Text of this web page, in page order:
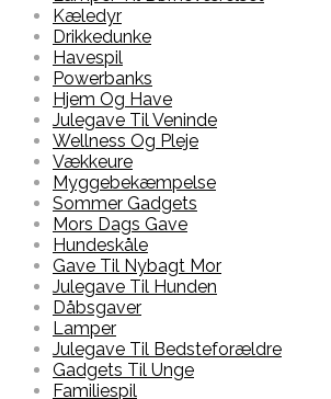
Kæledyr
Drikkedunke
Havespil
Powerbanks
Hjem Og Have
Julegave Til Veninde
Wellness Og Pleje
Vækkeure
Myggebekæmpelse
Sommer Gadgets
Mors Dags Gave
Hundeskåle
Gave Til Nybagt Mor
Julegave Til Hunden
Dåbsgaver
Lamper
Julegave Til Bedsteforældre
Gadgets Til Unge
Familiespil